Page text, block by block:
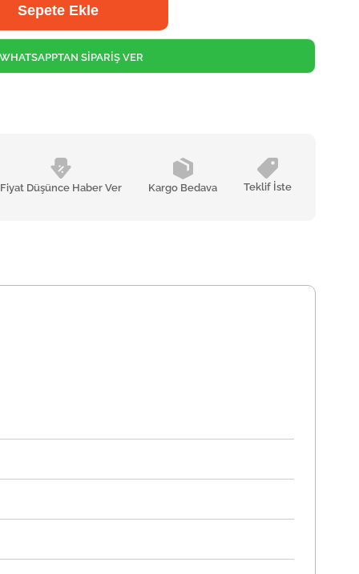
Fiyat Düşünce Haber Ver Kargo Bedava Teklif İste
WHATSAPPTAN SİPARİŞ VER